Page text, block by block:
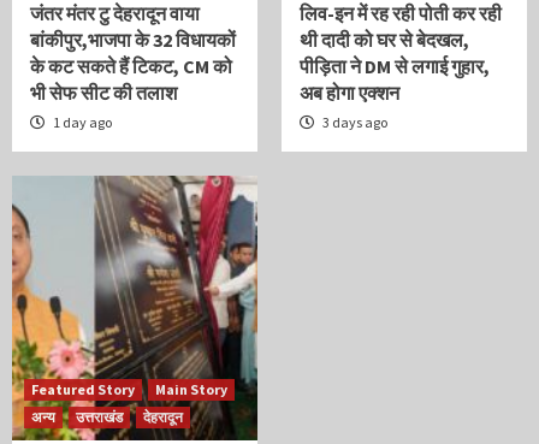
जंतर मंतर टु देहरादून वाया
बांकीपुर,भाजपा के 32 विधायकों
के कट सकते हैं टिकट, CM को
भी सेफ सीट की तलाश
1 day ago
लिव-इन में रह रही पोती कर रही
थी दादी को घर से बेदखल,
पीड़िता ने DM से लगाई गुहार,
अब होगा एक्शन
3 days ago
Featured Story
Main Story
अन्य
उत्तराखंड देहरादून